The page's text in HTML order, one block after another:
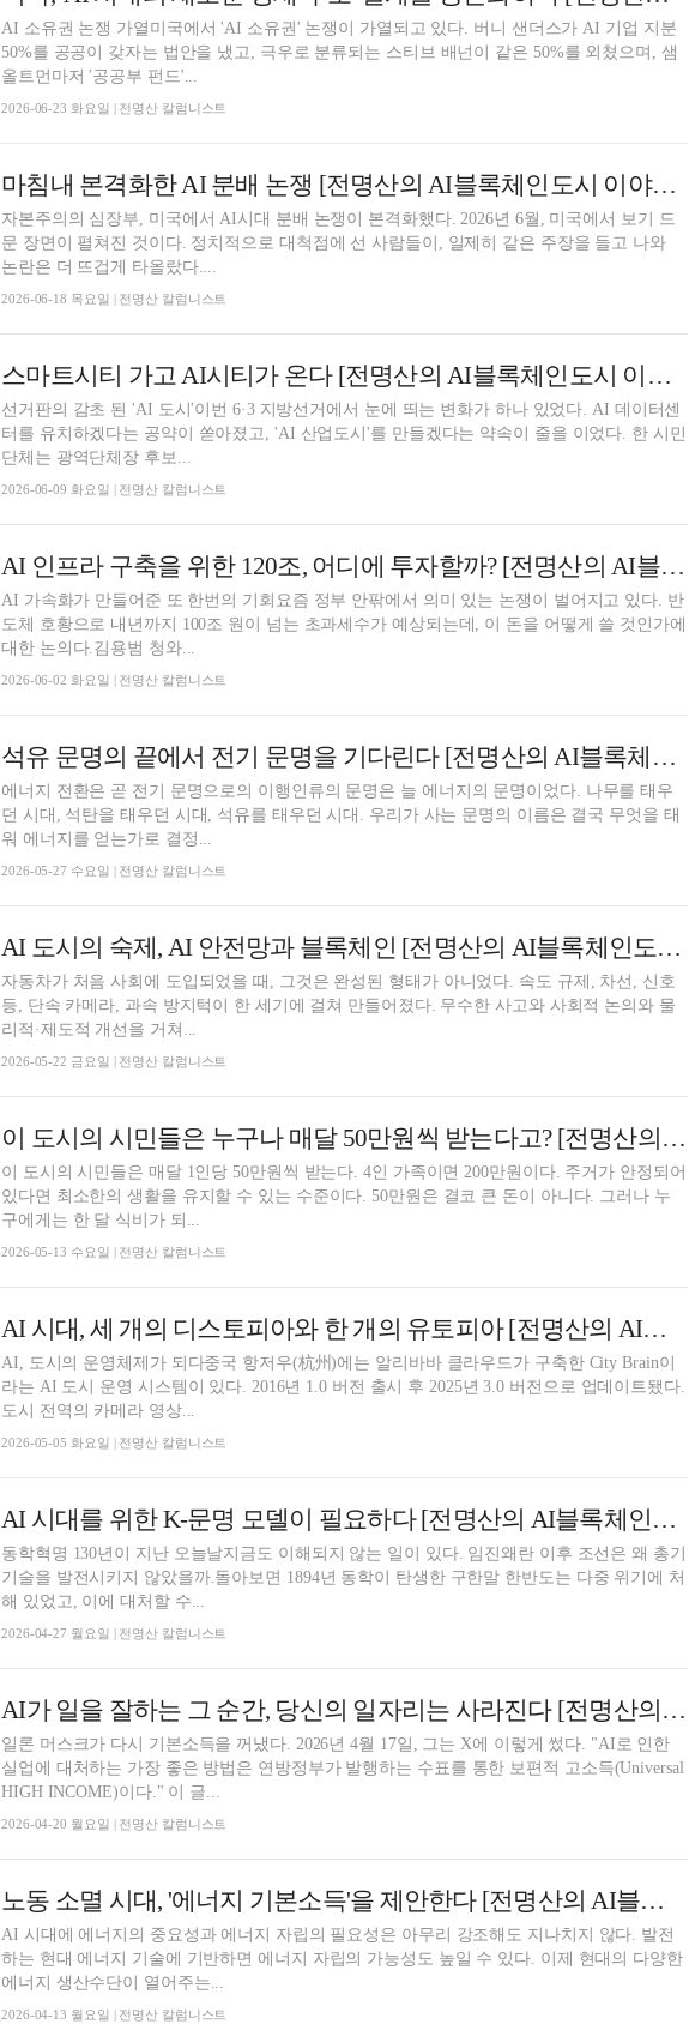
AI 소유권 논쟁 가열미국에서 'AI 소유권' 논쟁이 가열되고 있다. 버니 샌더스가 AI 기업 지분
50%를 공공이 갖자는 법안을 냈고, 극우로 분류되는 스티브 배넌이 같은 50%를 외쳤으며, 샘
올트먼마저 '공공부 펀드'...
2026-06-23 화요일 | 전명산 칼럼니스트
마침내 본격화한 AI 분배 논쟁 [전명산의 AI블록체인도시 이야기⑫]
자본주의의 심장부, 미국에서 AI시대 분배 논쟁이 본격화했다. 2026년 6월, 미국에서 보기 드
문 장면이 펼쳐진 것이다. 정치적으로 대척점에 선 사람들이, 일제히 같은 주장을 들고 나와
논란은 더 뜨겁게 타올랐다....
2026-06-18 목요일 | 전명산 칼럼니스트
스마트시티 가고 AI시티가 온다 [전명산의 AI블록체인도시 이야기⑪]
선거판의 감초 된 'AI 도시'이번 6·3 지방선거에서 눈에 띄는 변화가 하나 있었다. AI 데이터센
터를 유치하겠다는 공약이 쏟아졌고, 'AI 산업도시'를 만들겠다는 약속이 줄을 이었다. 한 시민
단체는 광역단체장 후보...
2026-06-09 화요일 | 전명산 칼럼니스트
AI 인프라 구축을 위한 120조, 어디에 투자할까? [전명산의 AI블록체인도시 이야기⑩]
AI 가속화가 만들어준 또 한번의 기회요즘 정부 안팎에서 의미 있는 논쟁이 벌어지고 있다. 반
도체 호황으로 내년까지 100조 원이 넘는 초과세수가 예상되는데, 이 돈을 어떻게 쓸 것인가에
대한 논의다.김용범 청와...
2026-06-02 화요일 | 전명산 칼럼니스트
석유 문명의 끝에서 전기 문명을 기다린다 [전명산의 AI블록체인도시 이야기⑨]
에너지 전환은 곧 전기 문명으로의 이행인류의 문명은 늘 에너지의 문명이었다. 나무를 태우
던 시대, 석탄을 태우던 시대, 석유를 태우던 시대. 우리가 사는 문명의 이름은 결국 무엇을 태
워 에너지를 얻는가로 결정...
2026-05-27 수요일 | 전명산 칼럼니스트
AI 도시의 숙제, AI 안전망과 블록체인 [전명산의 AI블록체인도시 이야기⑧]
자동차가 처음 사회에 도입되었을 때, 그것은 완성된 형태가 아니었다. 속도 규제, 차선, 신호
등, 단속 카메라, 과속 방지턱이 한 세기에 걸쳐 만들어졌다. 무수한 사고와 사회적 논의와 물
리적·제도적 개선을 거쳐...
2026-05-22 금요일 | 전명산 칼럼니스트
이 도시의 시민들은 누구나 매달 50만원씩 받는다고? [전명산의 AI블록체인도시 이야기⑦]
이 도시의 시민들은 매달 1인당 50만원씩 받는다. 4인 가족이면 200만원이다. 주거가 안정되어
있다면 최소한의 생활을 유지할 수 있는 수준이다. 50만원은 결코 큰 돈이 아니다. 그러나 누
구에게는 한 달 식비가 되...
2026-05-13 수요일 | 전명산 칼럼니스트
AI 시대, 세 개의 디스토피아와 한 개의 유토피아 [전명산의 AI블록체인도시 이야기⑥]
AI, 도시의 운영체제가 되다중국 항저우(杭州)에는 알리바바 클라우드가 구축한 City Brain이
라는 AI 도시 운영 시스템이 있다. 2016년 1.0 버전 출시 후 2025년 3.0 버전으로 업데이트됐다.
도시 전역의 카메라 영상...
2026-05-05 화요일 | 전명산 칼럼니스트
AI 시대를 위한 K-문명 모델이 필요하다 [전명산의 AI블록체인도시 이야기⑤]
동학혁명 130년이 지난 오늘날지금도 이해되지 않는 일이 있다. 임진왜란 이후 조선은 왜 총기
기술을 발전시키지 않았을까.돌아보면 1894년 동학이 탄생한 구한말 한반도는 다중 위기에 처
해 있었고, 이에 대처할 수...
2026-04-27 월요일 | 전명산 칼럼니스트
AI가 일을 잘하는 그 순간, 당신의 일자리는 사라진다 [전명산의 AI블록체인도시 이야기④]
일론 머스크가 다시 기본소득을 꺼냈다. 2026년 4월 17일, 그는 X에 이렇게 썼다. "AI로 인한
실업에 대처하는 가장 좋은 방법은 연방정부가 발행하는 수표를 통한 보편적 고소득(Universal
HIGH INCOME)이다." 이 글...
2026-04-20 월요일 | 전명산 칼럼니스트
노동 소멸 시대, '에너지 기본소득'을 제안한다 [전명산의 AI블록체인도시 이야기③]
AI 시대에 에너지의 중요성과 에너지 자립의 필요성은 아무리 강조해도 지나치지 않다. 발전
하는 현대 에너지 기술에 기반하면 에너지 자립의 가능성도 높일 수 있다. 이제 현대의 다양한
에너지 생산수단이 열어주는...
2026-04-13 월요일 | 전명산 칼럼니스트